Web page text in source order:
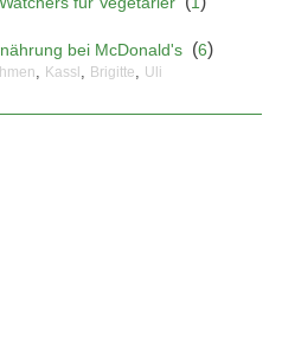
bei McDonald's (6)
, Kassl , Brigitte, Uli